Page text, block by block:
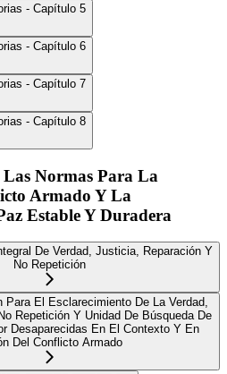
- Capítulo 5
- Capítulo 6
- Capítulo 7
- Capítulo 8
Normas Para La
Armado Y La
Estable Y Duradera
De Verdad, Justicia, Reparación Y
No Repetición
Para El Esclarecimiento De La Verdad,
Repetición Y Unidad De Búsqueda De
Desaparecidas En El Contexto Y En
Del Conflicto Armado